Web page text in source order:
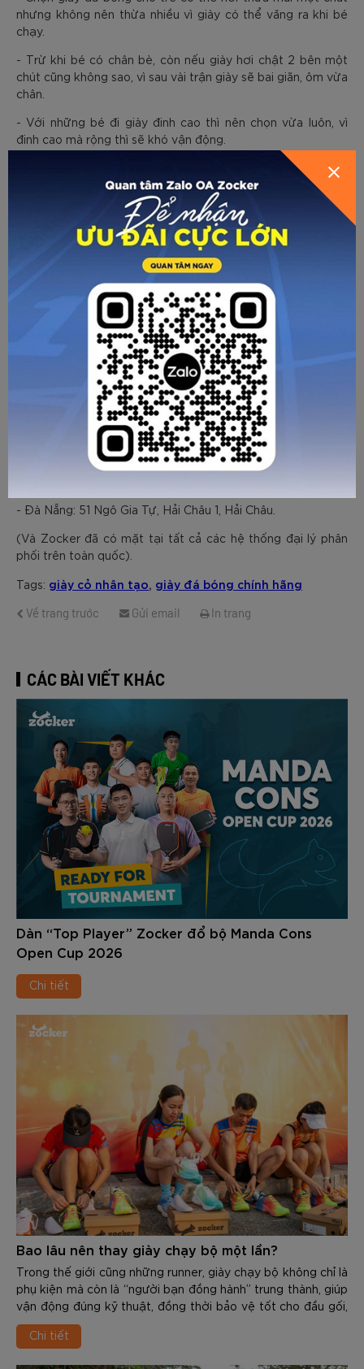
nhưng không nên thừa nhiều vì giày có thể văng ra khi bé
chạy.
- Trừ khi bé có chân bè, còn nếu giày hơi chật 2 bên một
chút cũng không sao, vì sau vài trận giày sẽ bai giãn, ôm vừa
chân.
- Với những bé đi giày đinh cao thì nên chọn vừa luôn, vì
đinh cao mà rộng thì sẽ khó vận động.
Kinh nghiệm chọn giày đá
từ Zocker. Hy vọng các thông tin này có thể
giúp các bậc phụ huynh chọn được cho con em một đôi
giày đá bóng đúng chuẩn, phù hợp!
ZOCKER - THỂ THAO TẠO NÊN SỨC
MẠNH
☎ Hotline: 096 905 7088
- Hà Nội: Số 125 Vũ Tông Phan, P.Khương Trung, Q.Thanh
- HCM: CS1: 405/28 Xô Viết Nghệ Tĩnh, P.24, Quận Bình
- Đà Nẵng: 51 Ngô Gia Tự, Hải Châu 1, Hải Châu.
(Và Zocker đã có mặt tại tất cả các hệ thống đại lý phân
phối trên toàn quốc).
Tags: giày cỏ nhân tạo, giày đá bóng chính hãng
Về trang trước Gửi email In trang
CÁC BÀI VIẾT KHÁC
Dàn “Top Player” Zocker đổ bộ Manda Cons
Open Cup 2026
Chi tiết
Bao lâu nên thay giày chạy bộ một lần?
Trong thế giới cũng những runner, giày chạy bộ không chỉ là
phụ kiện mà còn là “người bạn đồng hành” trung thành, giúp
vận động đúng kỹ thuật, đồng thời bảo vệ tốt cho đầu gối,
cổ chân, khớp hàng và cột sống. Tuy nhiên, mọi vật dùng
đều có độ bền và tuổi thọ nhất định. Việc sử dụng 1 đôi giày
Chi tiết